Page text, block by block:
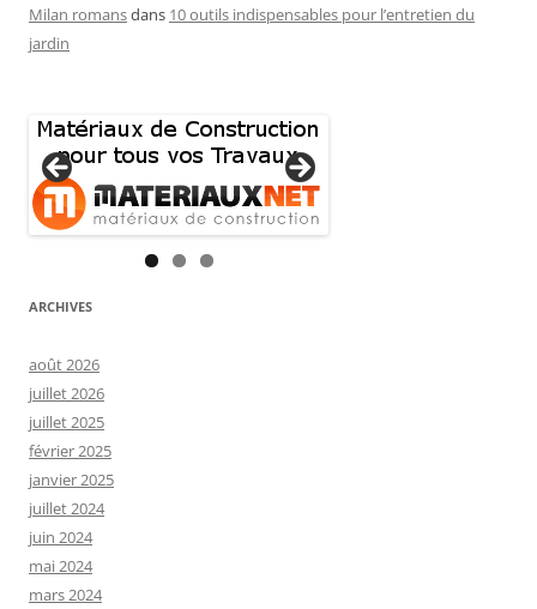
Milan romansdans 10 outils indispensables pour l’entretien du
jardin
ARCHIVES
août 2026
juillet 2026
juillet 2025
février 2025
janvier 2025
juillet 2024
juin 2024
mai 2024
mars 2024